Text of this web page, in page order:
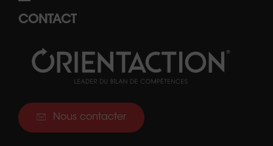
CONTACT
Nous contacter